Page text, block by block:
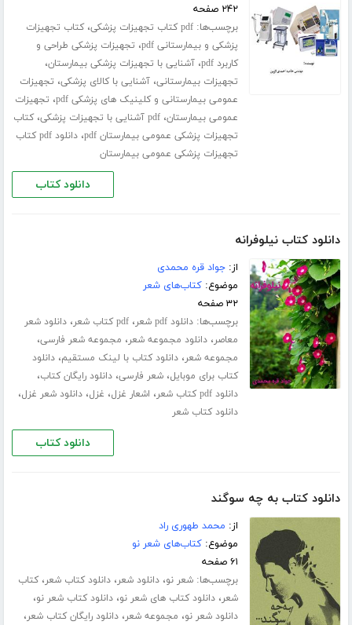
۲۴۲ صفحه
برچسب‌ها:pdf کتاب تجهیزات پزشکی ،کتاب تجهیزات
پزشکی و بیمارستانی pdf
، تجهیزات پزشکی طراحی و
کاربرد pdf
،آشنایی با تجهیزات پزشکی بیمارستان،
تجهیزات بیمارستانی،آشنایی با کالای پزشکی، تجهیزات
عمومی بیمارستانی و کلینیک های پزشکی pdf
، تجهیزات
عمومی بیمارستان،pdf آشنایی با تجهیزات پزشکی ،کتاب
تجهیزات پزشکی عمومی بیمارستان pdf
،
دانلود pdf کتاب
تجهیزات پزشکی عمومی بیمارستان
دانلود کتاب
دانلود کتاب نیلوفرانه
از:جواد قره محمدی
موضوع:کتاب‌های شعر
۳۲ صفحه
برچسب‌ها:دانلود pdf شعر ،pdf کتاب شعر ،دانلود شعر
معاصر،دانلود مجموعه شعر، مجموعه شعر فارسی،
مجموعه شعر،دانلود کتاب با لینک مستقیم،دانلود
کتاب برای موبایل،شعر فارسی،دانلود رایگان کتاب،
دانلود pdf کتاب شعر ، اشعار غزل، غزل،دانلود شعر غزل،
دانلود کتاب شعر
دانلود کتاب
دانلود کتاب به چه سوگند
از: محمد طهوری راد
موضوع:کتاب‌های شعر نو
۶۱ صفحه
برچسب‌ها:شعر نو،دانلود شعر،دانلود کتاب شعر،کتاب
شعر،دانلود کتاب های شعر نو،دانلود کتاب شعر نو،
دانلود شعر نو، مجموعه شعر،دانلود رایگان کتاب شعر،